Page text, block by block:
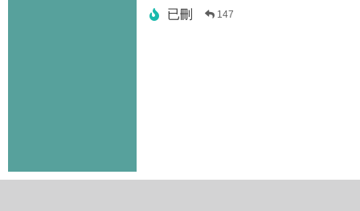
已刪 147